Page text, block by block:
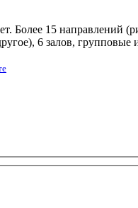
Более 15 направлений
6 залов,